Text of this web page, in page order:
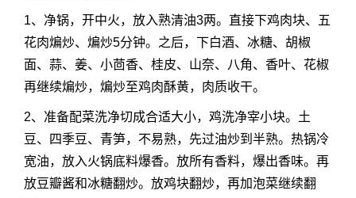
1、净锅，开中火，放入熟清油3两。直接下鸡肉块、五
花肉煸炒、煸炒5分钟。之后，下白酒、冰糖、胡椒
面、蒜、姜、小茴香、桂皮、山奈、八角、香叶、花椒
再继续煸炒，煸炒至鸡肉酥黄，肉质收干。
2、准备配菜洗净切成合适大小，鸡洗净宰小块。土
豆、四季豆、青笋，不易熟，先过油炒到半熟。热锅冷
宽油，放入火锅底料爆香。放所有香料，爆出香味。再
放豆瓣酱和冰糖翻炒。放鸡块翻炒，再加泡菜继续翻